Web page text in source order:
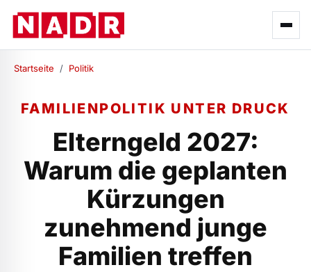
Startseite / Politik
FAMILIENPOLITIK UNTER DRUCK
Elterngeld 2027:
Warum die geplanten
Kürzungen
zunehmend junge
Familien treffen